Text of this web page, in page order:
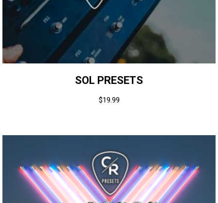
SOL PRESETS
$19.99